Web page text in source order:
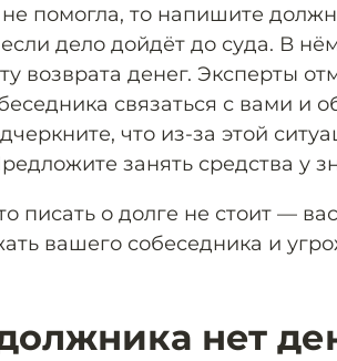
не помогла, то напишите
дело дойдёт до суда. В
возврата денег. Эксперты
связаться с вами и
что из-за этой
занять средства у
писать о долге не стоит —
вашего собеседника и
нет